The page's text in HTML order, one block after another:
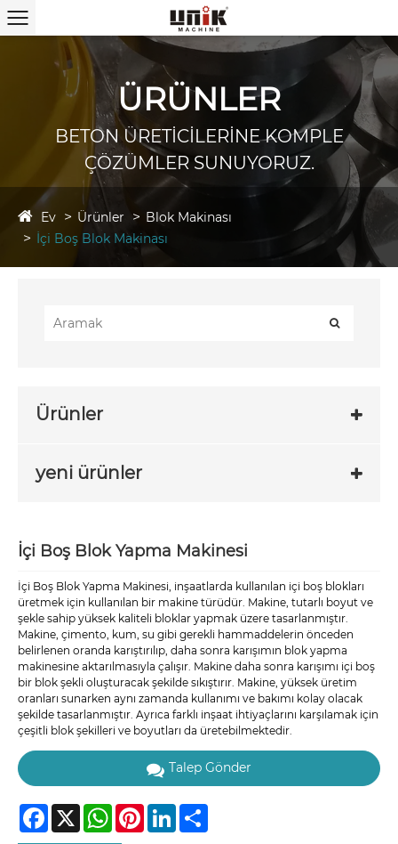
ÜRÜNLER
BETON ÜRETİCİLERİNE KOMPLE
ÇÖZÜMLER SUNUYORUZ.
Ev Ürünler
Blok Makinası
İçi Boş Blok Makinası
Ürünler
yeni ürünler
İçi Boş Blok Yapma Makinesi
İçi Boş Blok Yapma Makinesi, inşaatlarda kullanılan içi boş blokları
üretmek için kullanılan bir makine türüdür. Makine, tutarlı boyut ve
şekle sahip yüksek kaliteli bloklar yapmak üzere tasarlanmıştır.
Makine, çimento, kum, su gibi gerekli hammaddelerin önceden
belirlenen oranda karıştırılıp, daha sonra karışımın blok yapma
makinesine aktarılmasıyla çalışır. Makine daha sonra karışımı içi boş
bir blok şekli oluşturacak şekilde sıkıştırır. Makine, yüksek üretim
oranları sunarken aynı zamanda kullanımı ve bakımı kolay olacak
şekilde tasarlanmıştır. Ayrıca farklı inşaat ihtiyaçlarını karşılamak için
çeşitli blok şekilleri ve boyutları da üretebilmektedir.
Talep Gönder
Facebook
X WhatsAppPinterestLinkedIn